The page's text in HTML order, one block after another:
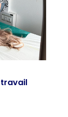
travail